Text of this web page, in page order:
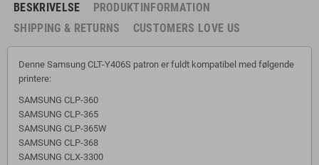
BESKRIVELSE
PRODUKTINFORMATION
SHIPPING & RETURNS
CUSTOMERS LOVE US
Denne Samsung CLT-Y406S patron er fuldt kompatibel med følgende
printere:
SAMSUNG CLP-360
SAMSUNG CLP-365
SAMSUNG CLP-365W
SAMSUNG CLP-368
SAMSUNG CLX-3300